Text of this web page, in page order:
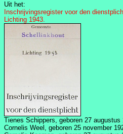
Uit het:
Inschrijvingsregister voor den
Lichting 1943.
Tienes Schippers, geboren 27 augustus
Cornelis Weel, geboren 25 november